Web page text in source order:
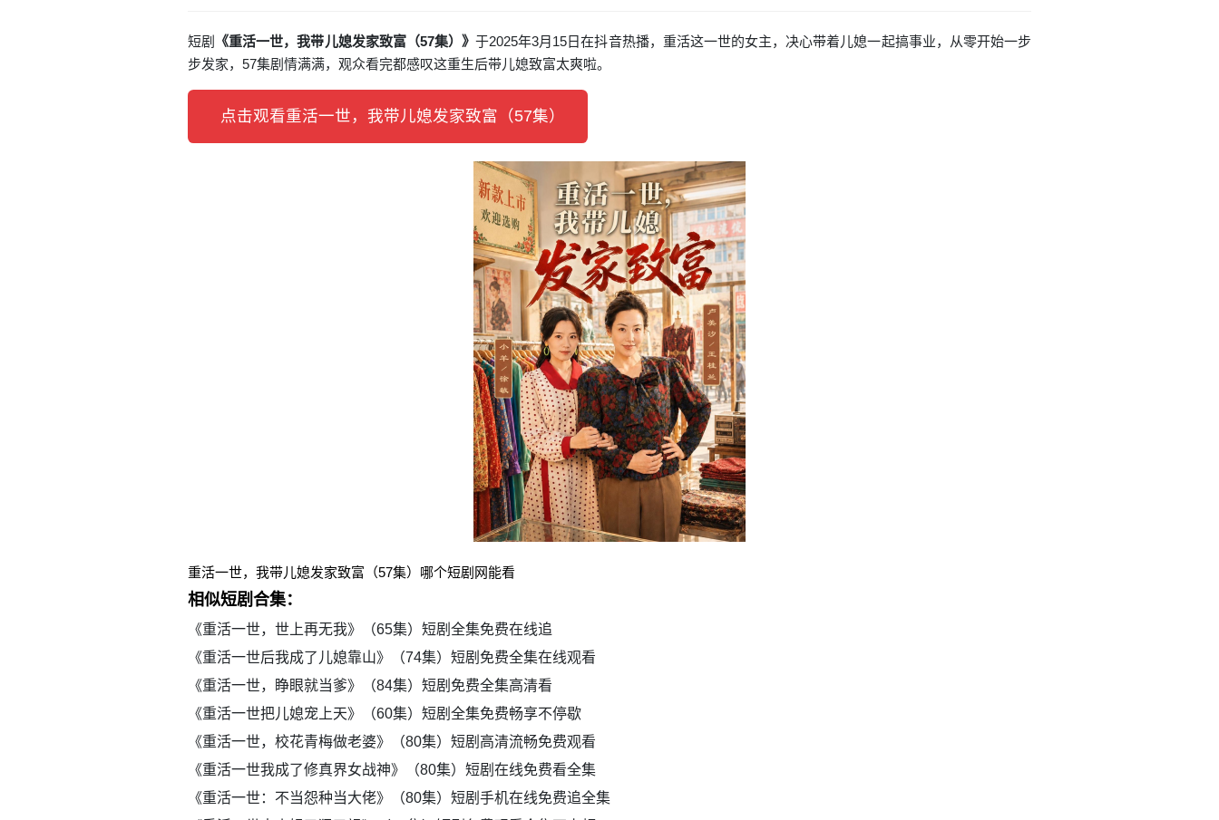
短剧 《重活一世，我带儿媳发家致富（57集）》于2025年3月15日在抖音热播，重活这一世的女主，决心带着儿媳一起搞事业，从零开始一步
步发家，57集剧情满满，观众看完都感叹这重生后带儿媳致富太爽啦。
点击观看重活一世，我带儿媳发家致富（57集）
重活一世，我带儿媳发家致富（57集）哪个短剧网能看
相似短剧合集：
《重活一世，世上再无我》（65集）短剧全集免费在线追
《重活一世后我成了儿媳靠山》（74集）短剧免费全集在线观看
《重活一世，睁眼就当爹》（84集）短剧免费全集高清看
《重活一世把儿媳宠上天》（60集）短剧全集免费畅享不停歇
《重活一世，校花青梅做老婆》（80集）短剧高清流畅免费观看
《重活一世我成了修真界女战神》（80集）短剧在线免费看全集
《重活一世：不当怨种当大佬》（80集）短剧手机在线免费追全集